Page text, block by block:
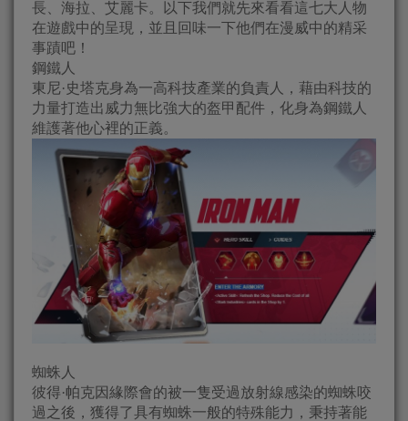
長、海拉、艾麗卡。以下我們就先來看看這七大人物
在遊戲中的呈現，並且回味一下他們在漫威中的精采
事蹟吧！
鋼鐵人
東尼·史塔克身為一高科技產業的負責人，藉由科技的
力量打造出威力無比強大的盔甲配件，化身為鋼鐵人
維護著他心裡的正義。
蜘蛛人
彼得·帕克因緣際會的被一隻受過放射線感染的蜘蛛咬
過之後，獲得了具有蜘蛛一般的特殊能力，秉持著能